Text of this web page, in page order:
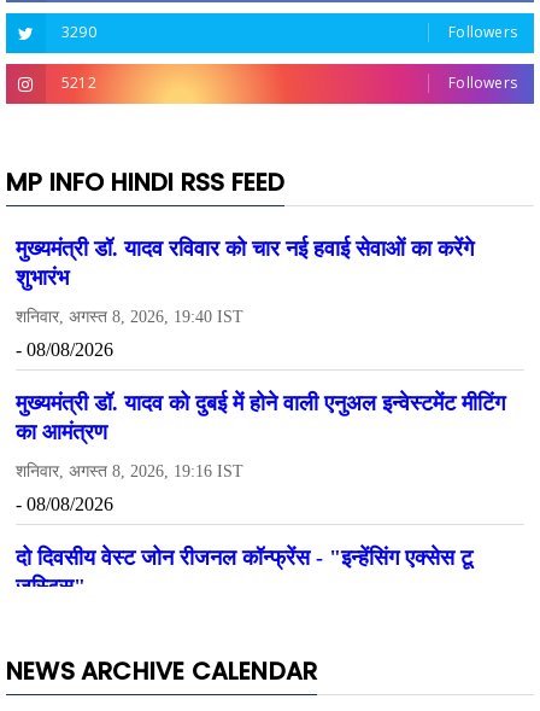
3290 Followers
5212 Followers
MP INFO HINDI RSS FEED
NEWS ARCHIVE CALENDAR